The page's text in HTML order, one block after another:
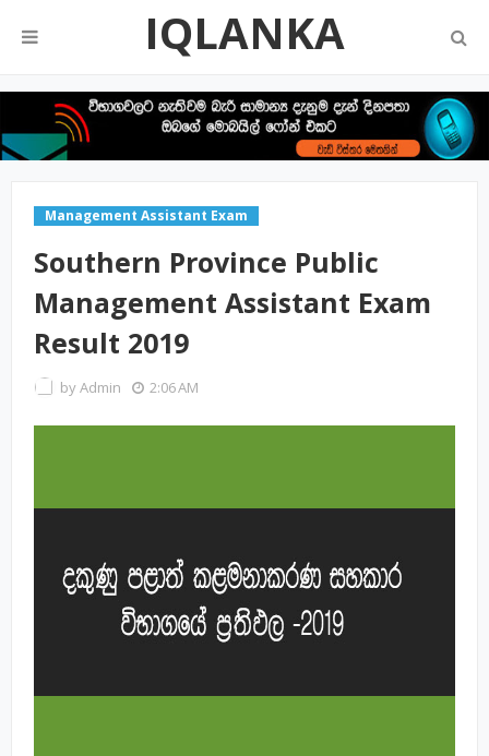
IQLANKA
Management Assistant Exam
Southern Province Public
Management Assistant Exam
Result 2019
byAdmin 2:06 AM